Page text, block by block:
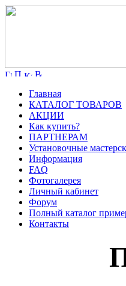
Главная
КАТАЛОГ ТОВАРОВ
АКЦИИ
Как купить?
ПАРТНЕРАМ
Установочные
Информация
FAQ
Фотогалерея
Личный кабинет
Форум
Полный каталог
Контакты